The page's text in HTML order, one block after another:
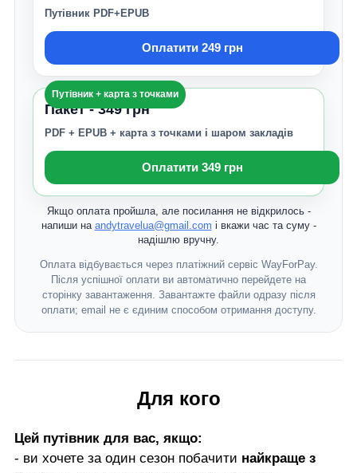
Путівник PDF+EPUB
Оплатити 249 грн
Путівник + карта з точками
Пакет - 349 грн
PDF + EPUB + карта з точками і шаром закладів
Оплатити 349 грн
Якщо оплата пройшла, але посилання не відкрилось -
напиши на andytravelua@gmail.com і вкажи час та суму -
надішлю вручну.
Оплата відбувається через платіжний сервіс WayForPay.
Після успішної оплати ви автоматично перейдете на
сторінку завантаження. Завантажте файли одразу після
оплати; email не є єдиним способом отримання доступу.
Для кого
Цей путівник для вас, якщо:
- ви хочете за один сезон побачити найкраще з